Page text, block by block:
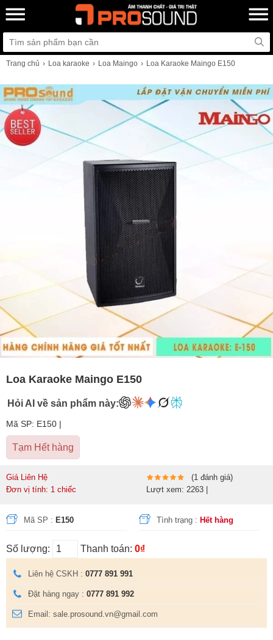
Trang chủ Loa karaoke Loa Maingo Loa Karaoke Maingo E150
Loa Karaoke Maingo E150
Hỏi AI về sản phẩm này:
Mã SP: E150 |
Tạm Hết hàng
Giá Liên Hệ
Đơn vị tính: 1 chiếc
(1 đánh giá)
Lượt xem: 2263 |
Mã SP : E150 Tình trạng : Hết hàng
Số lượng: Thanh toán: 0₫
Liên hệ CSKH : 0777 891 991
Đặt hàng ngay : 0777 891 992
Email: sale.prosound.vn@gmail.com